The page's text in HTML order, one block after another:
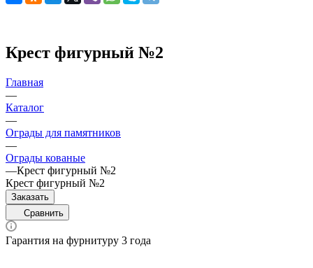
Крест фигурный №2
Главная
—
Каталог
—
Ограды для памятников
—
Ограды кованые
—Крест фигурный №2
Крест фигурный №2
Заказать
Сравнить
Гарантия на фурнитуру 3 года